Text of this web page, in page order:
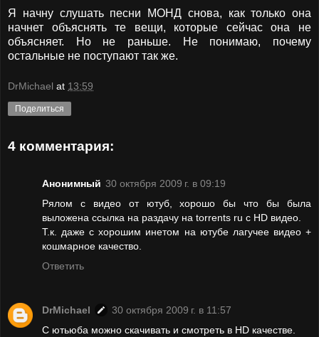
Я начну слушать песни МОНД снова, как только она
начнет объяснять те вещи, которые сейчас она не
объясняет. Но не раньше. Не понимаю, почему
остальные не поступают так же.
DrMichael at 13:59
Поделиться
4 комментария:
Анонимный 30 октября 2009 г. в 09:19
Рялом с видео от ютуб, хорошо бы что бы была
выложена ссылка на раздачу на torrents ru с HD видео.
Т.к. даже с хорошим инетом на ютубе лагучее видео +
кошмарное качество.
Ответить
DrMichael
30 октября 2009 г. в 11:57
С ютьюба можно скачивать и смотреть в HD качестве.